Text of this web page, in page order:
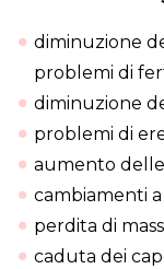
diminuzione
problemi di
diminuzione
problemi di
aumento delle
cambiamenti
perdita di
caduta dei